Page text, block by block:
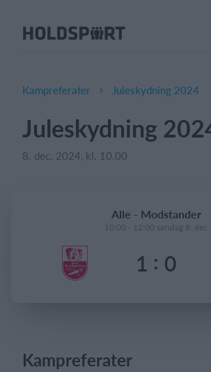
Om Holdsport
Presseomtale
Funktioner
Hjemmeside
Webshop
Billetsystem
Kampreferater Juleskydning 2024
Juleskydning
8. dec. 2024, kl. 10.00
Alle - Modstander
10:00 - 12:00 søndag 8. dec
1 : 0
Kampreferater